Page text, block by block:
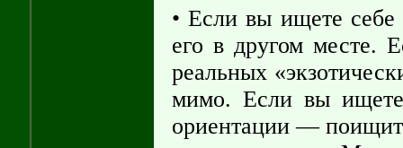
• Если вы ищете
его в другом месте.
реальных
мимо. Если вы ищете
ориентации —